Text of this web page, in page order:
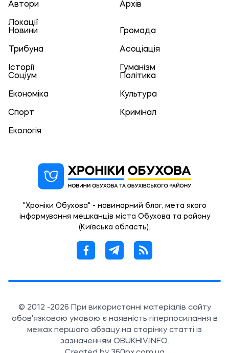
Автори Архів
Локації
Новини
Громада
Трибуна Асоціація
Історії
Гуманізм
Соціум
Політика
Економіка Культура
Спорт Кримінал
Екологія
"Хроніки Обухова" - новинарний блог, мета якого
інформування мешканців міста Обухова та району
(Київська область).
© 2012 -2026 При використанні матеріалів сайту
обов'язковою умовою є наявність гіперпосилання в
межах першого абзацу на сторінку статті із
зазначенням OBUKHIV.INFO.